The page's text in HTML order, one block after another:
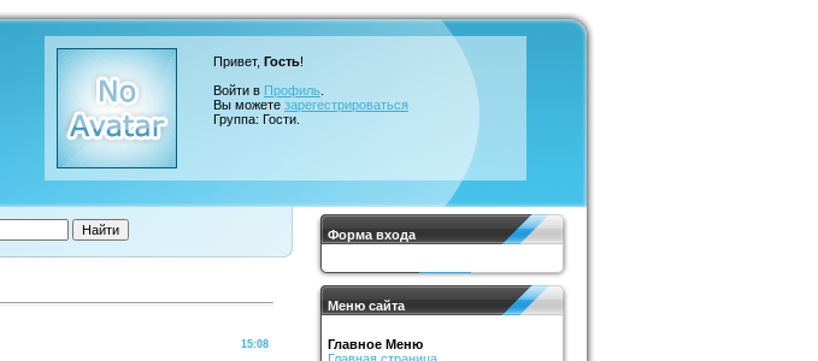
Привет, Гость!
Войти в Профиль
Вы можете зарегестрироваться
Группа: Гости.
Форма входа
Меню сайта
Главное Меню
15:08